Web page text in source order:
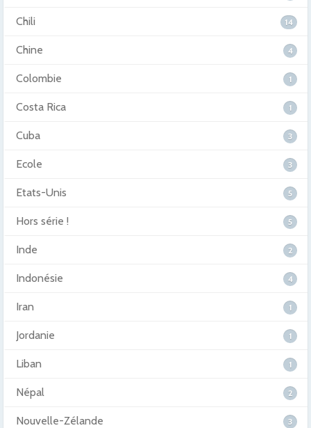
Chili 14
Chine 4
Colombie 1
Costa Rica 1
Cuba 3
Ecole 3
Etats-Unis 5
Hors série ! 5
Inde 2
Indonésie 4
Iran 1
Jordanie 1
Liban 1
Népal 2
Nouvelle-Zélande 3